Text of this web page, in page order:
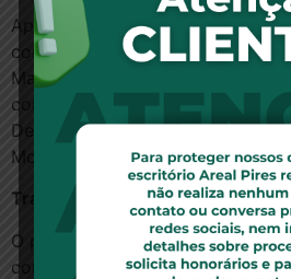
Apesar de a liquidação
consumidor, a autora da
Mata (PSB-BA), reclama de
contratos de crédito. Segundo
Defesa do Consumidor quanto
Monetário Nacional deixam a
Tramitação
O projeto, de caráter conclusivo,
comissões de Defesa do